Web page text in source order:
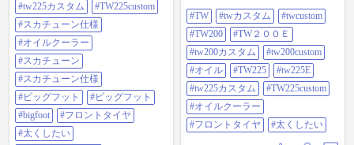
#tw225カスタム
#TW225custom
#スカチューン仕様
#オイルクーラー
#スカチューン
#スカチューン仕様
#ビッグフット
#ビッグフット
#bigfoot
#フロントタイヤ
#太くしたい
#tw225#tw225e #tw225カスタム
#tw225custom #オイルクーラー #フ
ロントタイヤ #太くしたい
#TW #twカスタム
#twcustom
#TW200
#TW２００Ｅ
#tw200カスタム
#tw200custom
#オイル
#TW225
#tw225E
#tw225カスタム
#TW225custom
#オイルクーラー
#フロントタイヤ
#太くしたい